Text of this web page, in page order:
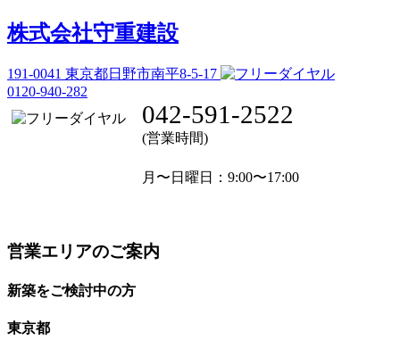
株式会社守重建設
191-0041 東京都日野市南平8-5-17
0120-940-282
042-591-2522
(営業時間)
月〜日曜日 ：9:00〜17:00
営業エリアのご案内
新築をご検討中の方
東京都